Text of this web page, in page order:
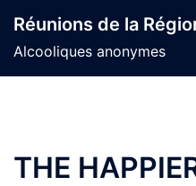
content
Réunions de la
Alcooliques anonymes
THE